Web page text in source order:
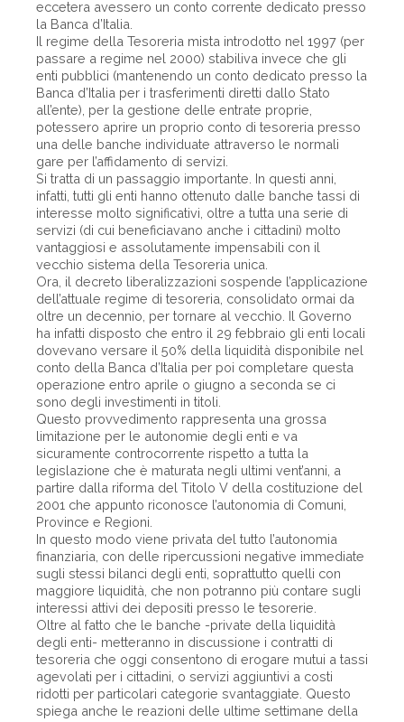
eccetera avessero un conto corrente dedicato presso
la Banca d’Italia.
Il regime della Tesoreria mista introdotto nel 1997 (per
passare a regime nel 2000) stabiliva invece che gli
enti pubblici (mantenendo un conto dedicato presso la
Banca d’Italia per i trasferimenti diretti dallo Stato
all’ente), per la gestione delle entrate proprie,
potessero aprire un proprio conto di tesoreria presso
una delle banche individuate attraverso le normali
gare per l’affidamento di servizi.
Si tratta di un passaggio importante. In questi anni,
infatti, tutti gli enti hanno ottenuto dalle banche tassi di
interesse molto significativi, oltre a tutta una serie di
servizi (di cui beneficiavano anche i cittadini) molto
vantaggiosi e assolutamente impensabili con il
vecchio sistema della Tesoreria unica.
Ora, il decreto liberalizzazioni sospende l’applicazione
dell’attuale regime di tesoreria, consolidato ormai da
oltre un decennio, per tornare al vecchio. Il Governo
ha infatti disposto che entro il 29 febbraio gli enti locali
dovevano versare il 50% della liquidità disponibile nel
conto della Banca d’Italia per poi completare questa
operazione entro aprile o giugno a seconda se ci
sono degli investimenti in titoli.
Questo provvedimento rappresenta una grossa
limitazione per le autonomie degli enti e va
sicuramente controcorrente rispetto a tutta la
legislazione che è maturata negli ultimi vent’anni, a
partire dalla riforma del Titolo V della costituzione del
2001 che appunto riconosce l’autonomia di Comuni,
Province e Regioni.
In questo modo viene privata del tutto l’autonomia
finanziaria, con delle ripercussioni negative immediate
sugli stessi bilanci degli enti, soprattutto quelli con
maggiore liquidità, che non potranno più contare sugli
interessi attivi dei depositi presso le tesorerie.
Oltre al fatto che le banche -private della liquidità
degli enti- metteranno in discussione i contratti di
tesoreria che oggi consentono di erogare mutui a tassi
agevolati per i cittadini, o servizi aggiuntivi a costi
ridotti per particolari categorie svantaggiate. Questo
spiega anche le reazioni delle ultime settimane della